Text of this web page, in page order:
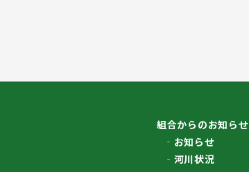
組合からのお知らせ
お知らせ
河川状況